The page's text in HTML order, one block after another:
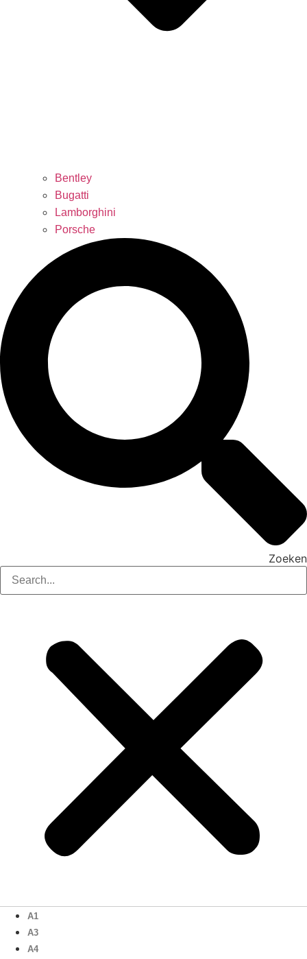
Bentley
Bugatti
Lamborghini
Porsche
Zoeken
A1
A3
A4